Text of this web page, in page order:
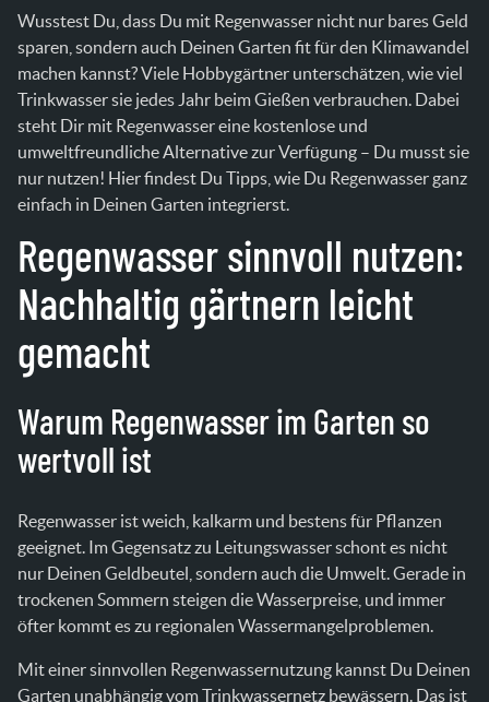
Wusstest Du, dass Du mit Regenwasser nicht nur bares Geld
sparen, sondern auch Deinen Garten fit für den Klimawandel
machen kannst? Viele Hobbygärtner unterschätzen, wie viel
Trinkwasser sie jedes Jahr beim Gießen verbrauchen. Dabei
steht Dir mit Regenwasser eine kostenlose und
umweltfreundliche Alternative zur Verfügung – Du musst sie
nur nutzen! Hier findest Du Tipps, wie Du Regenwasser ganz
einfach in Deinen Garten integrierst.
Regenwasser sinnvoll nutzen:
Nachhaltig gärtnern leicht
gemacht
Warum Regenwasser im Garten so
wertvoll ist
Regenwasser ist weich, kalkarm und bestens für Pflanzen
geeignet. Im Gegensatz zu Leitungswasser schont es nicht
nur Deinen Geldbeutel, sondern auch die Umwelt. Gerade in
trockenen Sommern steigen die Wasserpreise, und immer
öfter kommt es zu regionalen Wassermangelproblemen.
Mit einer sinnvollen Regenwassernutzung kannst Du Deinen
Garten unabhängig vom Trinkwassernetz bewässern. Das ist